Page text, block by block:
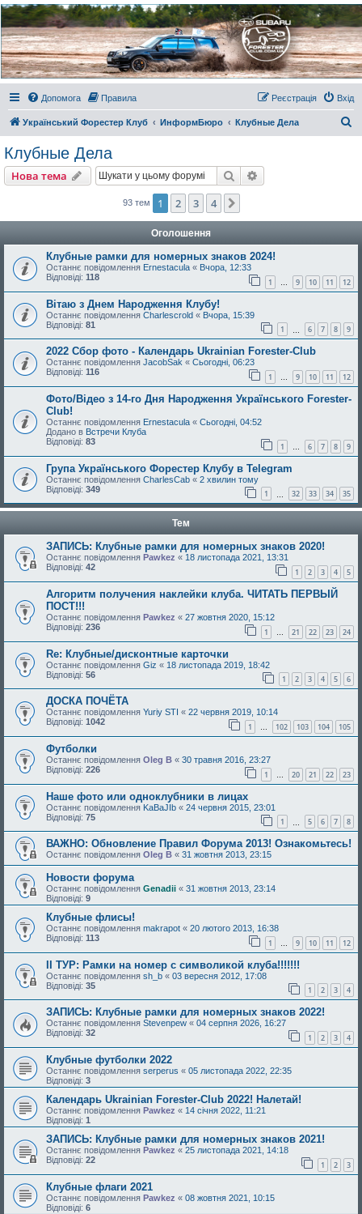
Украинский Форестер
Клуб
Всеукраинский клуб владельцев Subaru Forester. Клубные покатушки на природе и
еженедельные встречи, скидки от партнеров и просто много общения с друзьями.
Присоединяйтесь. Think. Feel. Drive.
Допомога
Правила Вхід
Реєстрація
Український Форестер Клуб ИнформБюро Клубные Дела
Клубные Дела
Нова тема Пошук
93 тем 1 2 3 4
Оголошення
Клубные рамки для номерных знаков 2024!
Останнє повідомлення Ernestacula « Вчора, 12:33
Відповіді: 118 1 … 9 10 11 12
Вітаю з Днем Народження Клубу!
Останнє повідомлення Charlescrold « Вчора, 15:39
Відповіді: 81 1 6 7 8 9
2022 Сбор фото - Календарь Ukrainian Forester-Club
Останнє повідомлення JacobSak « Сьогодні, 06:23
Відповіді: 116 1 … 9 10 11 12
Фото/Відео з 14-го Дня Народження Українського Forester-
Club!
Останнє повідомлення Ernestacula « Сьогодні, 04:52
Додано в Встречи Клуба
Відповіді: 83 1 … 6 7 8 9
Група Українського Форестер Клубу в Telegram
Останнє повідомлення CharlesCab « 2 хвилин тому
Відповіді: 349 1 32 33 34 35
Тем
ЗАПИСЬ: Клубные рамки для номерных знаков 2020!
Останнє повідомлення Pawkez « 18 листопада 2021, 13:31
Відповіді: 42 1 2 3 4 5
Алгоритм получения наклейки клуба. ЧИТАТЬ ПЕРВЫЙ
ПОСТ!!!
Останнє повідомлення Pawkez « 27 жовтня 2020, 15:12
Відповіді: 236 1 … 21 22 23 24
Re: Клубные/дисконтные карточки
Останнє повідомлення Giz « 18 листопада 2019, 18:42
Відповіді: 56 1 2 3 4 5 6
ДОСКА ПОЧЁТА
Останнє повідомлення Yuriy STI « 22 червня 2019, 10:14
Відповіді: 1042 1 … 102 103 104 105
Футболки
Останнє повідомлення Oleg B « 30 травня 2016, 23:27
Відповіді: 226 1 20 21 22 23
Наше фото или одноклубники в лицах
Останнє повідомлення KaBaJIb « 24 червня 2015, 23:01
Відповіді: 75 1 5 6 7 8
ВАЖНО: Обновление Правил Форума 2013! Ознакомьтесь!
Останнє повідомлення Oleg B « 31 жовтня 2013, 23:15
Новости форума
Останнє повідомлення Genadii « 31 жовтня 2013, 23:14
Відповіді: 9
Клубные флисы!
Останнє повідомлення makrapot « 20 лютого 2013, 16:38
Відповіді: 113 1 … 9 10 11 12
II ТУР: Рамки на номер с символикой клуба!!!!!!!
Останнє повідомлення sh_b « 03 вересня 2012, 17:08
Відповіді: 35 1 2 3 4
ЗАПИСЬ: Клубные рамки для номерных знаков 2022!
Останнє повідомлення Stevenpew « 04 серпня 2026, 16:27
Відповіді: 32 1 2 3 4
Клубные футболки 2022
Останнє повідомлення serperus « 05 листопада 2022, 22:35
Відповіді: 3
Календарь Ukrainian Forester-Club 2022! Налетай!
Останнє повідомлення Pawkez « 14 січня 2022, 11:21
Відповіді: 1
ЗАПИСЬ: Клубные рамки для номерных знаков 2021!
Останнє повідомлення Pawkez « 25 листопада 2021, 14:18
Відповіді: 22 1 2 3
Клубные флаги 2021
Останнє повідомлення Pawkez « 08 жовтня 2021, 10:15
Відповіді: 6